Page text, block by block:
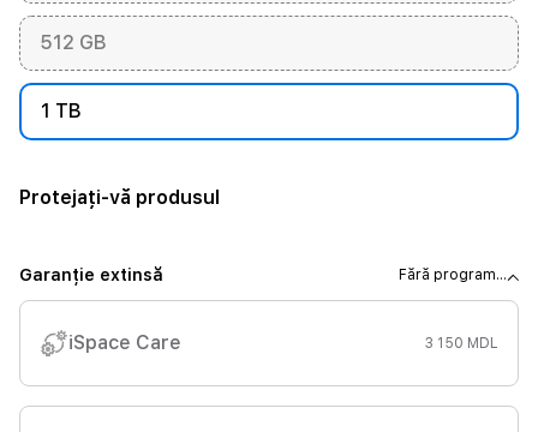
512 GB
1 TB
Protejați-vă produsul
Garanție extinsă Fără program...
iSpace Care 3 150 MDL